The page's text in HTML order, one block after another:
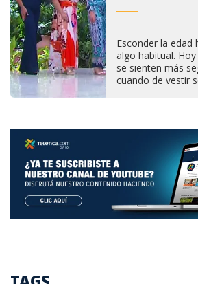
Esconder la edad
algo habitual.
se sienten más
cuando de vestir